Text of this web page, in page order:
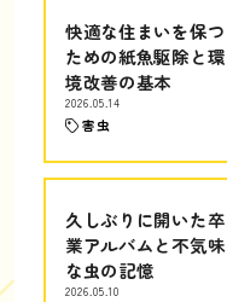
快適な住まいを保つ
ための紙魚駆除と環
境改善の基本
2026.05.14
害虫
久しぶりに開いた卒
業アルバムと不気味
な虫の記憶
2026.05.10